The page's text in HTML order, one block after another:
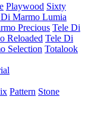
Playwood Sixty
Marmo Lumia
Precious Tele Di
Reloaded Tele Di
Selection Totalook
Pattern Stone